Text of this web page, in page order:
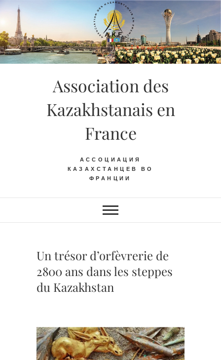
Skip
content
Association des
Kazakhstanais en
France
АССОЦИАЦИЯ
КАЗАХСТАНЦЕВ ВО
ФРАНЦИИ
Un trésor d’orfèvrerie de
2800 ans dans les steppes
du Kazakhstan